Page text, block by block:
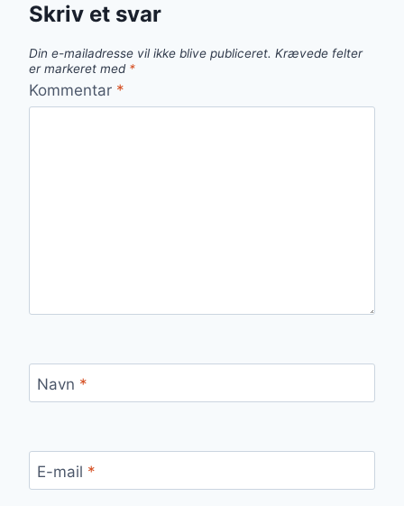
Skriv et svar
Din e-mailadresse vil ikke blive publiceret. Krævede felter
er markeret med *
Kommentar *
Navn *
E-mail *